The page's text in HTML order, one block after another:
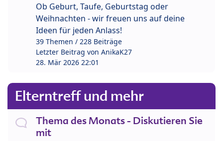
Ob Geburt, Taufe, Geburtstag oder
Weihnachten - wir freuen uns auf deine
Ideen für jeden Anlass!
39 Themen / 228 Beiträge
Letzter Beitrag von AnikaK27
28. Mär 2026 22:01
Elterntreff und mehr
Thema des Monats - Diskutieren Sie
mit